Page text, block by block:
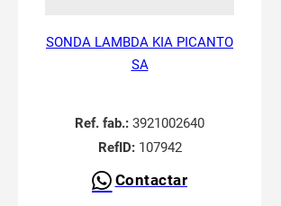
SONDA LAMBDA KIA PICANTO
SA
Ref. fab.: 3921002640
RefID:107942
Contactar